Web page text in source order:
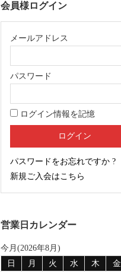
会員様ログイン
メールアドレス
パスワード
ログイン情報を記憶
パスワードをお忘れですか ?
新規ご入会はこちら
営業日カレンダー
今月(2026年8月)
日
月 火 水 木 金